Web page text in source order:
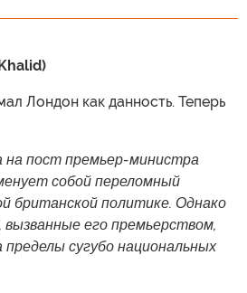
Лондон как данность. Теперь
на пост премьер-министра
собой переломный
британской политике. Однако
его премьерством,
пределы сугубо национальных